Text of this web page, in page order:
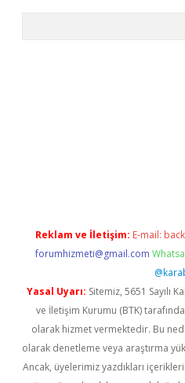
Reklam ve İletişim: E-mail:
forumhizmeti@gmail.com
Yasal Uyarı: Sitemiz, 5651 Sayılı
ve İletişim Kurumu (BTK)
olarak hizmet vermektedir. Bu
olarak denetleme veya araştırma
Ancak, üyelerimiz yazdıkları